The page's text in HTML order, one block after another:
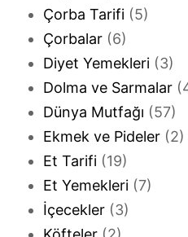
Çorba Tarifi (5)
Çorbalar (6)
Diyet Yemekleri (3)
Dolma ve Sarmalar
Dünya Mutfağı (57)
Ekmek ve Pideler (2)
Et Tarifi (19)
Et Yemekleri (7)
İçecekler (3)